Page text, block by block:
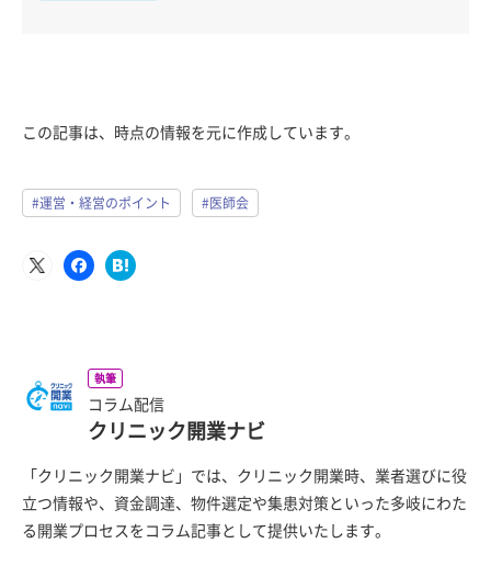
この記事は、時点の情報を元に作成しています。
#運営・経営のポイント #医師会
執筆
コラム配信
クリニック開業ナビ
「クリニック開業ナビ」では、クリニック開業時、業者選びに役
立つ情報や、資金調達、物件選定や集患対策といった多岐にわた
る開業プロセスをコラム記事として提供いたします。